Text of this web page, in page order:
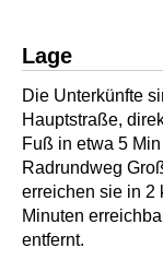
Lage
Die Unterkünfte
Hauptstraße,
Fuß in etwa 5
Radrundweg
erreichen sie in 2
Minuten
entfernt.